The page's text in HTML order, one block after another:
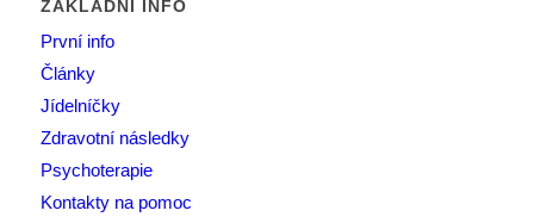
ZÁKLADNÍ INFO
První info
Články
Jídelníčky
Zdravotní následky
Psychoterapie
Kontakty na pomoc